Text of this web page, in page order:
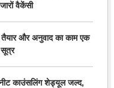
वैकेंसी
और अनुवाद का काम एक
काउंसलिंग शेड्यूल जल्द,